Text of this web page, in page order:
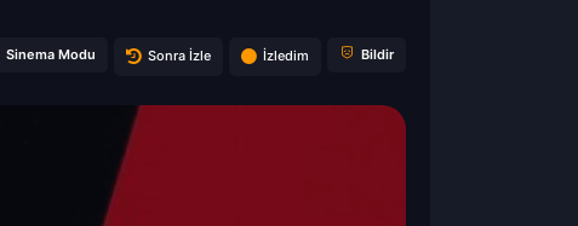
Sinema Modu Sonra İzle İzledim Bildir